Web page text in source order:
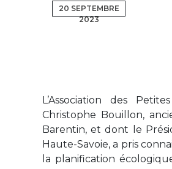
20 SEPTEMBRE
2023
L’Association des
Christophe Bouillon,
Barentin, et dont le
Haute-Savoie, a pris
la planification